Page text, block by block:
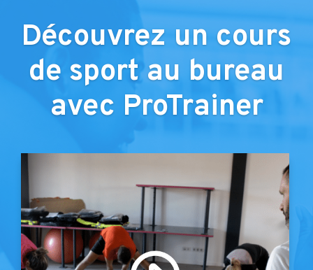
Découvrez un cours
de sport au bureau
avec ProTrainer
(Regarder)